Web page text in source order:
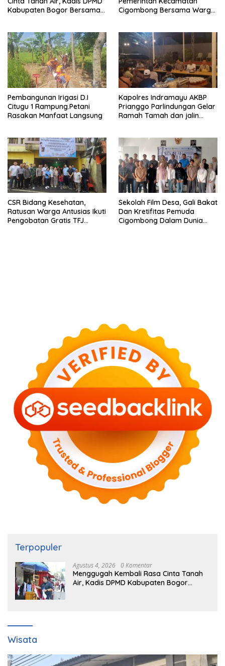
Kabupaten Bogor Bersama
Masyarakat Dan Pengguna
Jalan.
Cigombong Bersama Warga
Pembangunan Irigasi D.I
Citugu 1 Rampung.Petani
Rasakan Manfaat Langsung
Kapolres Indramayu AKBP
Prianggo Parlindungan Gelar
Ramah Tamah dan jalin
CSR Bidang Kesehatan,
Ratusan Warga Antusias Ikuti
Pengobatan Gratis TFJ
Sekolah Film Desa, Gali Bakat
Dan Kretifitas Pemuda
Cigombong Dalam Dunia
Terpopuler
Agustus 4, 2026 0 Komentar
Menggugah Kembali Rasa Cinta Tanah
Air, Kadis DPMD Kabupaten Bogor
Wisata